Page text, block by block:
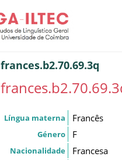
frances.b2.70.69.3q
Língua materna Francês
Género F
Nacionalidade Francesa